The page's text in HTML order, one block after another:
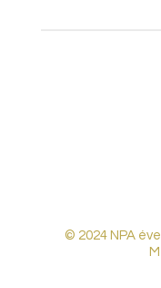
© 2024 NPA